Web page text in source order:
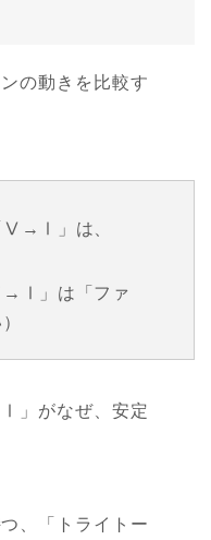
の動きを比較す
Ⅴ→Ⅰ」は、
」は「ファ
」がなぜ、安定
、「トライトー